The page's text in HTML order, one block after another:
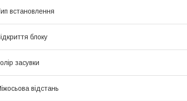
встановлення
блоку
засувки
відстань